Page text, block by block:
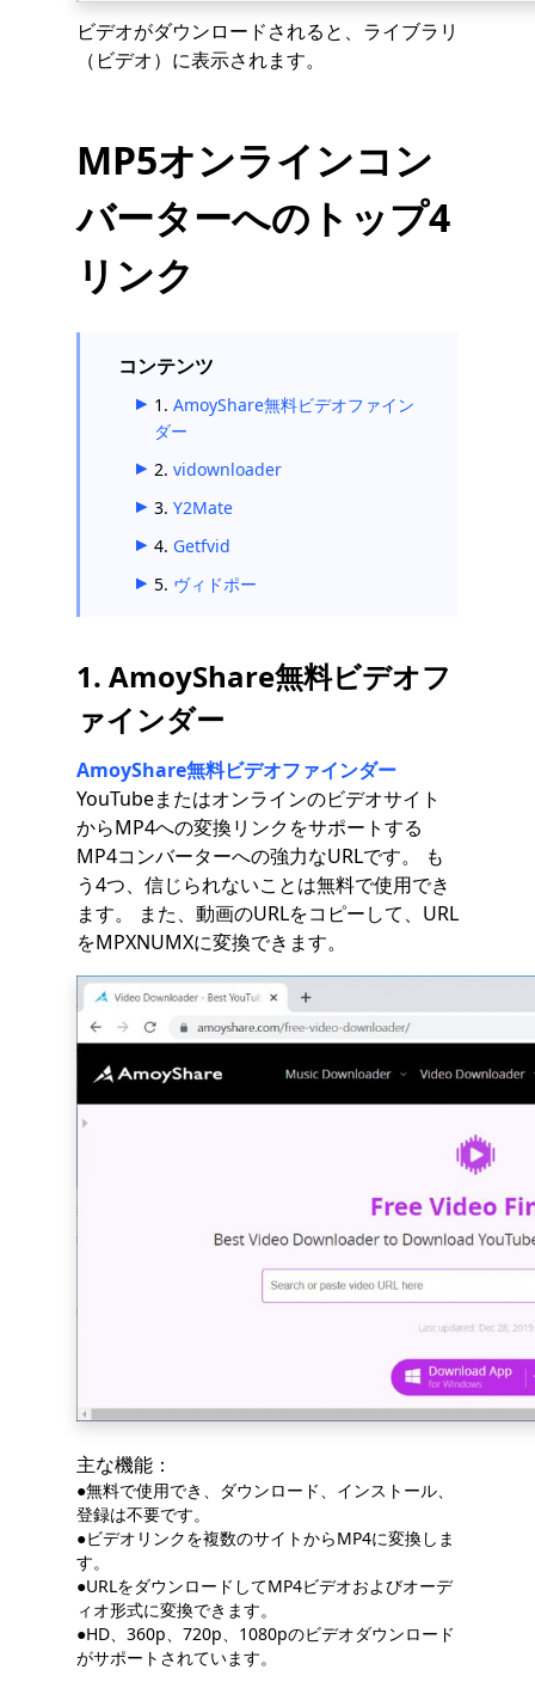
ビデオがダウンロードされると、ライブラリ
（ビデオ）に表示されます。
MP5オンラインコン
バーターへのトップ4
リンク
コンテンツ
1. AmoyShare無料ビデオファイン
ダー
2. vidownloader
3. Y2Mate
4. Getfvid
5. ヴィドポー
1. AmoyShare無料ビデオフ
ァインダー
AmoyShare無料ビデオファインダー
YouTubeまたはオンラインのビデオサイト
からMP4への変換リンクをサポートする
MP4コンバーターへの強力なURLです。 も
う4つ、信じられないことは無料で使用でき
ます。 また、動画のURLをコピーして、URL
をMPXNUMXに変換できます。
主な機能：
●無料で使用でき、ダウンロード、インストール、
登録は不要です。
●ビデオリンクを複数のサイトからMP4に変換しま
す。
●URLをダウンロードしてMP4ビデオおよびオーデ
ィオ形式に変換できます。
●HD、360p、720p、1080pのビデオダウンロード
がサポートされています。